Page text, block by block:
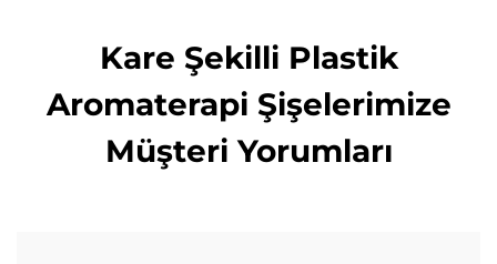
Kare Şekilli Plastik
Aromaterapi Şişelerimize
Müşteri Yorumları